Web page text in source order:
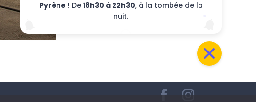
Pyrène ! De 18h30 à 22h30, à la tombée de la
nuit.